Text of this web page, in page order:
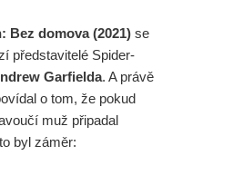
Bez domova (2021) se
představitelé Spider-
Garfielda. A právě
o tom, že pokud
muž připadal
byl záměr: